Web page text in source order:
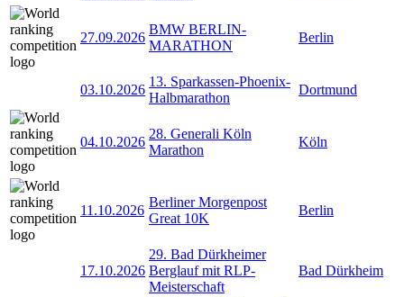
27.09.2026
BMW BERLIN-
MARATHON
Berlin
03.10.2026
13. Sparkassen-Phoenix-
Halbmarathon
Dortmund
04.10.2026
28. Generali Köln
Marathon
Köln
11.10.2026
Berliner Morgenpost
Great 10K
Berlin
17.10.2026
29. Bad Dürkheimer
Berglauf mit RLP-
Meisterschaft
Bad Dürkheim